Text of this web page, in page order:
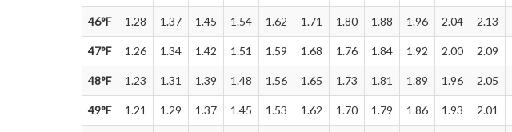
46°F 1.28 1.37 1.45 1.54 1.62 1.71 1.80 1.88 1.96 2.04 2.13
47°F 1.26 1.34 1.42 1.51 1.59 1.68 1.76 1.84 1.92 2.00 2.09
48°F 1.23 1.31 1.39 1.48 1.56 1.65 1.73 1.81 1.89 1.96 2.05
49°F 1.21 1.29 1.37 1.45 1.53 1.62 1.70 1.79 1.86 1.93 2.01